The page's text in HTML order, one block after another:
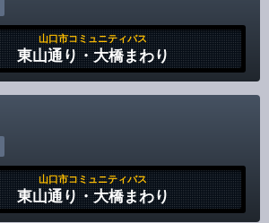
山口市コミュニティバス
東山通り・大橋まわり
山口市コミュニティバス
東山通り・大橋まわり